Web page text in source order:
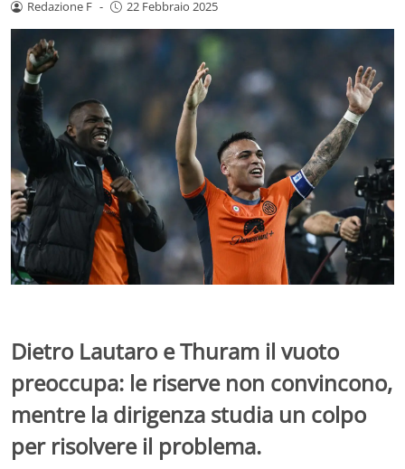
Redazione F - 22 Febbraio 2025
Dietro Lautaro e Thuram il vuoto
preoccupa: le riserve non convincono,
mentre la dirigenza studia un colpo
per risolvere il problema.